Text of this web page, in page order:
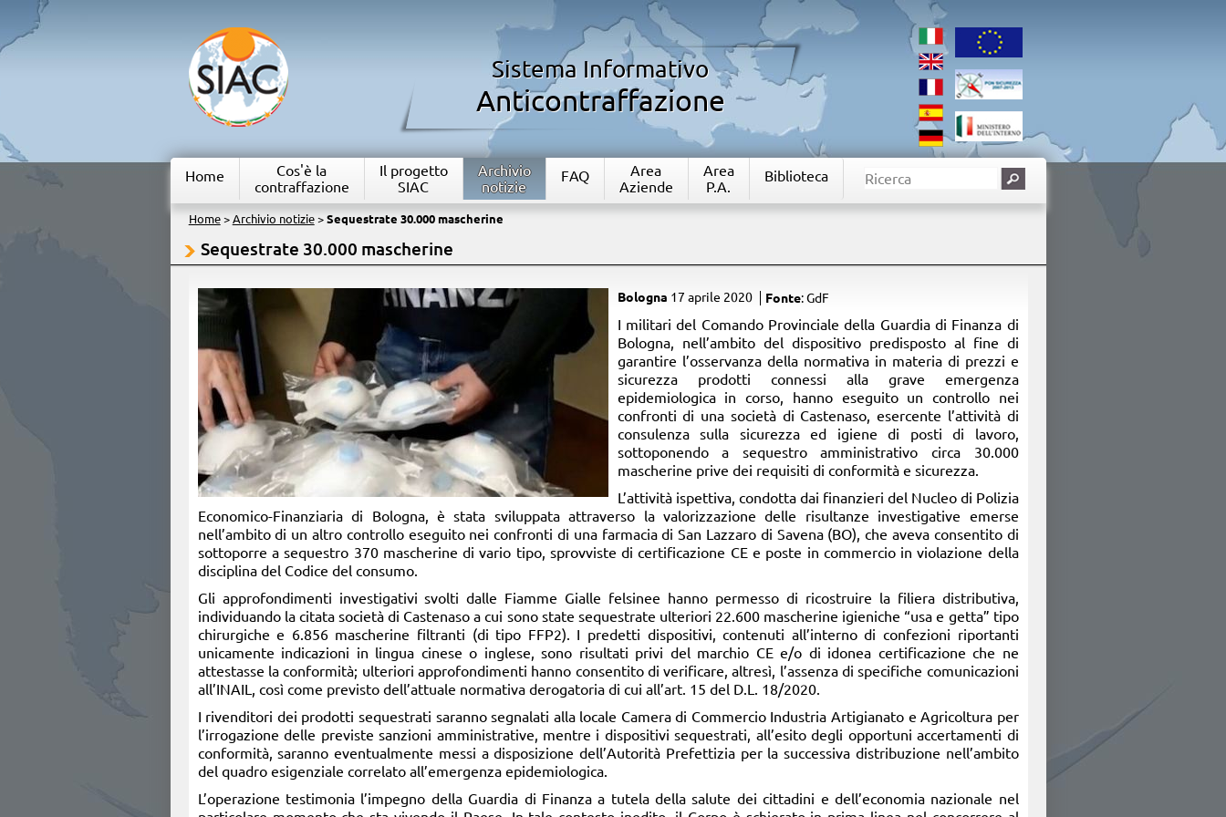
Sistema Informativo
Anticontraffazione
Home
Cos'è la
contraffazione
Il progetto
SIAC
Archivio
notizie
FAQ
Area
Aziende
Area
P.A.
Biblioteca
Home> Archivio notizie> Sequestrate 30.000 mascherine
Sequestrate 30.000 mascherine
Bologna 17 aprile 2020 Fonte: GdF
​I militari del Comando Provinciale della Guardia di Finanza di
Bologna, nell’ambito del dispositivo predisposto al fine di
garantire l’osservanza della normativa in materia di prezzi e
sicurezza prodotti connessi alla grave emergenza
epidemiologica in corso, hanno eseguito un controllo nei
confronti di una società di Castenaso, esercente l’attività di
consulenza sulla sicurezza ed igiene di posti di lavoro,
sottoponendo a sequestro amministrativo circa 30.000
mascherine prive dei requisiti di conformità e sicurezza.
L’attività ispettiva, condotta dai finanzieri del Nucleo di Polizia
Economico-Finanziaria di Bologna, è stata sviluppata attraverso la valorizzazione delle risultanze investigative emerse
nell’ambito di un altro controllo eseguito nei confronti di una farmacia di San Lazzaro di Savena (BO), che aveva consentito di
sottoporre a sequestro 370 mascherine di vario tipo, sprovviste di certificazione CE e poste in commercio in violazione della
disciplina del Codice del consumo.
Gli approfondimenti investigativi svolti dalle Fiamme Gialle felsinee hanno permesso di ricostruire la filiera distributiva,
individuando la citata società di Castenaso a cui sono state sequestrate ulteriori 22.600 mascherine igieniche “usa e getta” tipo
chirurgiche e 6.856 mascherine filtranti (di tipo FFP2). I predetti dispositivi, contenuti all’interno di confezioni riportanti
unicamente indicazioni in lingua cinese o inglese, sono risultati privi del marchio CE e/o di idonea certificazione che ne
attestasse la conformità; ulteriori approfondimenti hanno consentito di verificare, altresì, l’assenza di specifiche comunicazioni
all’INAIL, così come previsto dell’attuale normativa derogatoria di cui all’art. 15 del D.L. 18/2020.
I rivenditori dei prodotti sequestrati saranno segnalati alla locale Camera di Commercio Industria Artigianato e Agricoltura per
l’irrogazione delle previste sanzioni amministrative, mentre i dispositivi sequestrati, all’esito degli opportuni accertamenti di
conformità, saranno eventualmente messi a disposizione dell’Autorità Prefettizia per la successiva distribuzione nell’ambito
del quadro esigenziale correlato all’emergenza epidemiologica.
L’operazione testimonia l’impegno della Guardia di Finanza a tutela della salute dei cittadini e dell’economia nazionale nel